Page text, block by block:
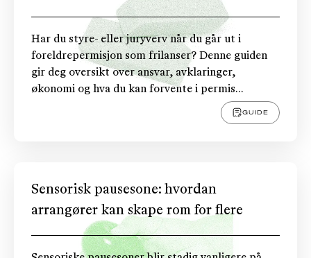
Har du styre- eller juryverv når du går ut i
foreldrepermisjon som frilanser? Denne guiden
gir deg oversikt over ansvar, avklaringer,
økonomi og hva du kan forvente i permis...
GUIDE
Sensorisk pausesone: hvordan
arrangører kan skape rom for flere